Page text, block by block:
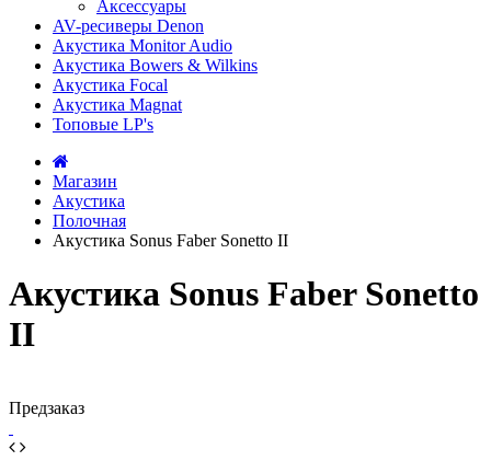
Аксессуары
AV-ресиверы Denon
Акустика Monitor Audio
Акустика Bowers & Wilkins
Акустика Focal
Акустика Magnat
Топовые LP's
Магазин
Акустика
Полочная
Акустика Sonus Faber Sonetto II
Акустика Sonus Faber Sonetto
II
Предзаказ